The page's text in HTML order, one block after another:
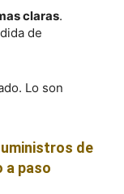
claras.
de
Lo son
de
a paso